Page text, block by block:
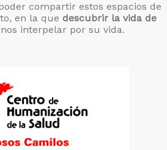
compartir estos espacios de
en la que descubrir la vida de
interpelar por su vida.